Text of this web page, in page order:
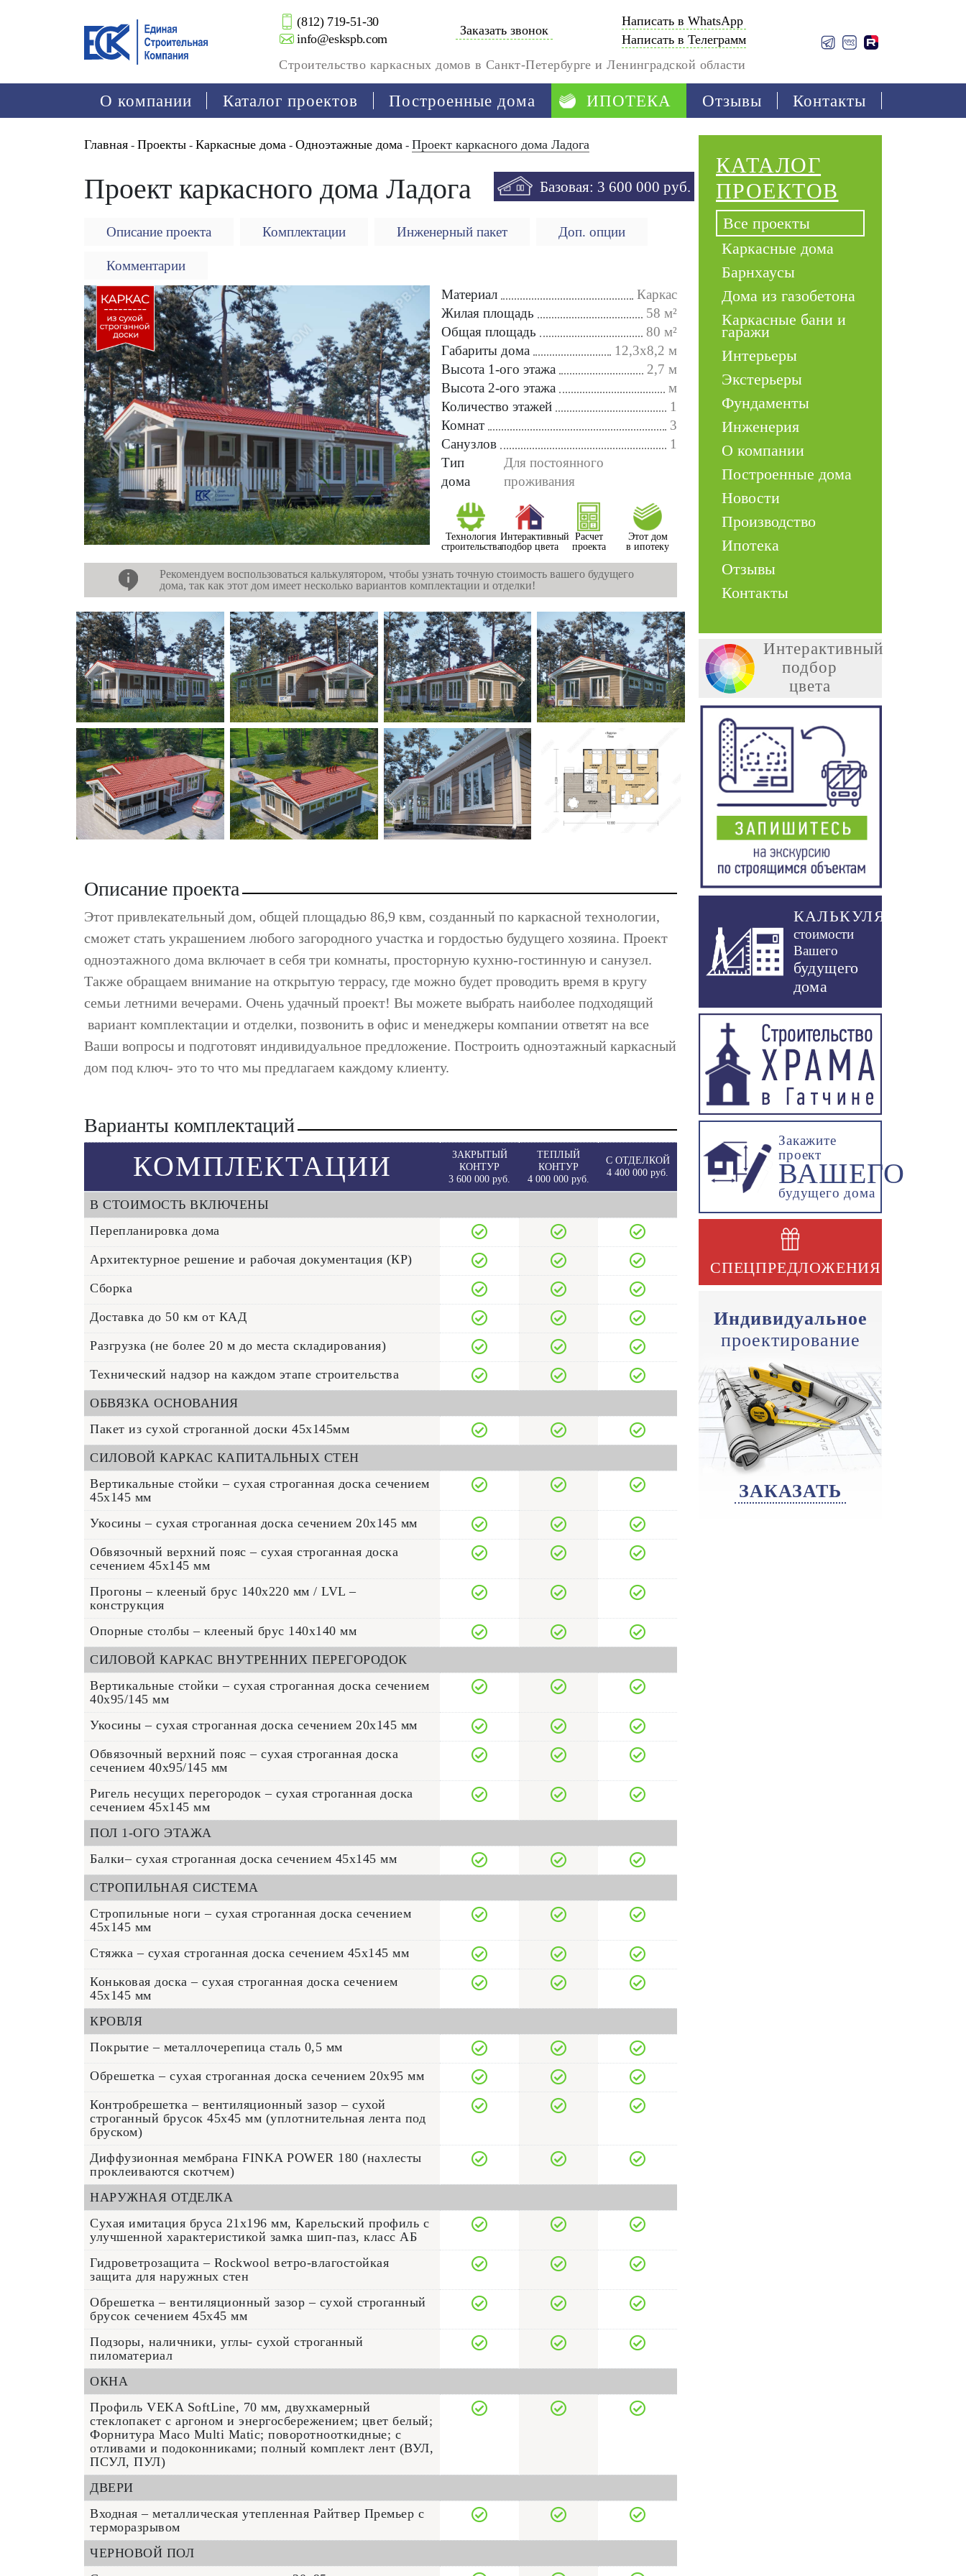
(812) 719-51-30
info@eskspb.com
Заказать звонок
Написать в WhatsApp
Написать в Телеграмм
Строительство каркасных домов в Санкт-Петербурге и Ленинградской области
О компании Каталог проектов Построенные дома ИПОТЕКА Отзывы Контакты
Главная - Проекты - Каркасные дома - Одноэтажные дома - Проект каркасного дома Ладога
Проект каркасного дома Ладога Базовая: 3 600 000 руб.
Описание проекта Комплектации Инженерный пакет Доп. опции
Комментарии
Материал
Каркас
Жилая площадь
58 м²
Общая площадь
80 м²
Габариты дома
12,3х8,2 м
Высота 1-ого этажа
2,7 м
Высота 2-ого этажа
м
Количество этажей
1
Комнат
3
Санузлов
1
Тип
дома
Для постоянного
проживания
Технология
строительства
Интерактивный
подбор цвета
Расчет
проекта
Этот дом
в ипотеку
Рекомендуем воспользоваться калькулятором, чтобы узнать точную стоимость вашего будущего
дома, так как этот дом имеет несколько вариантов комплектации и отделки!
Описание проекта
Этот привлекательный дом, общей площадью 86,9 квм, созданный по каркасной технологии,
сможет стать украшением любого загородного участка и гордостью будущего хозяина. Проект
одноэтажного дома включает в себя три комнаты, просторную кухню-гостинную и санузел.
Также обращаем внимание на открытую террасу, где можно будет проводить время в кругу
семьи летними вечерами. Очень удачный проект! Вы можете выбрать наиболее подходящий
вариант комплектации и отделки, позвонить в офис и менеджеры компании ответят на все
Ваши вопросы и подготовят индивидуальное предложение. Построить одноэтажный каркасный
дом под ключ- это то что мы предлагаем каждому клиенту.
Варианты комплектаций
КОМПЛЕКТАЦИИ
ЗАКРЫТЫЙ
КОНТУР
3 600 000 руб.
ТЕПЛЫЙ
КОНТУР
4 000 000 руб.
С ОТДЕЛКОЙ
4 400 000 руб.
В СТОИМОСТЬ ВКЛЮЧЕНЫ
Перепланировка дома
Архитектурное решение и рабочая документация (КР)
Сборка
Доставка до 50 км от КАД
Разгрузка (не более 20 м до места складирования)
Технический надзор на каждом этапе строительства
ОБВЯЗКА ОСНОВАНИЯ
Пакет из сухой строганной доски 45х145мм
СИЛОВОЙ КАРКАС КАПИТАЛЬНЫХ СТЕН
Вертикальные стойки – сухая строганная доска сечением
45x145 мм
Укосины – сухая строганная доска сечением 20x145 мм
Обвязочный верхний пояс – сухая строганная доска
сечением 45x145 мм
Прогоны – клееный брус 140х220 мм / LVL –
конструкция
Опорные столбы – клееный брус 140x140 мм
СИЛОВОЙ КАРКАС ВНУТРЕННИХ ПЕРЕГОРОДОК
Вертикальные стойки – сухая строганная доска сечением
40x95/145 мм
Укосины – сухая строганная доска сечением 20x145 мм
Обвязочный верхний пояс – сухая строганная доска
сечением 40x95/145 мм
Ригель несущих перегородок – сухая строганная доска
сечением 45x145 мм
ПОЛ 1-ОГО ЭТАЖА
Балки– сухая строганная доска сечением 45x145 мм
СТРОПИЛЬНАЯ СИСТЕМА
Стропильные ноги – сухая строганная доска сечением
45x145 мм
Стяжка – сухая строганная доска сечением 45x145 мм
Коньковая доска – сухая строганная доска сечением
45x145 мм
КРОВЛЯ
Покрытие – металлочерепица сталь 0,5 мм
Обрешетка – сухая строганная доска сечением 20x95 мм
Контробрешетка – вентиляционный зазор – сухой
строганный брусок 45x45 мм (уплотнительная лента под
бруском)
Диффузионная мембрана FINKA POWER 180 (нахлесты
проклеиваются скотчем)
НАРУЖНАЯ ОТДЕЛКА
Сухая имитация бруса 21х196 мм, Карельский профиль с
улучшенной характеристикой замка шип-паз, класс АБ
Гидроветрозащита – Rockwool ветро-влагостойкая
защита для наружных стен
Обрешетка – вентиляционный зазор – сухой строганный
брусок сечением 45x45 мм
Подзоры, наличники, углы- сухой строганный
пиломатериал
ОКНА
Профиль VEKA SoftLine, 70 мм, двухкамерный
стеклопакет с аргоном и энергосбережением; цвет белый;
Форнитура Maco Multi Matic; поворотнооткидные; с
отливами и подоконниками; полный комплект лент (ВУЛ,
ПСУЛ, ПУЛ)
ДВЕРИ
Входная – металлическая утепленная Райтвер Премьер с
терморазрывом
ЧЕРНОВОЙ ПОЛ
КАТАЛОГ
ПРОЕКТОВ
Все проекты
Каркасные дома
Барнхаусы
Дома из газобетона
Каркасные бани и
гаражи
Интерьеры
Экстерьеры
Фундаменты
Инженерия
О компании
Построенные дома
Новости
Производство
Ипотека
Отзывы
Контакты
Интерактивный
подбор
цвета
КАЛЬКУЛЯТОР
стоимости
Вашего
будущего
дома
Закажите
проект
ВАШЕГО
будущего дома
СПЕЦПРЕДЛОЖЕНИЯ
Индивидуальное
проектирование
ЗАКАЗАТЬ